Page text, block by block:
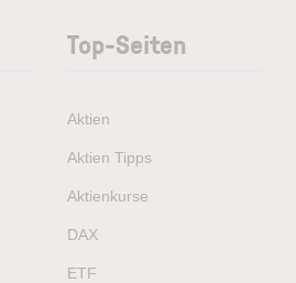
Top-Seiten
Aktien
Aktien Tipps
Aktienkurse
DAX
ETF